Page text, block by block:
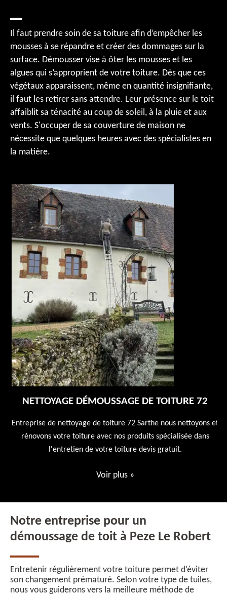
Il faut prendre soin de sa toiture afin d’empêcher les
mousses à se répandre et créer des dommages sur la
surface. Démousser vise à ôter les mousses et les
algues qui s’approprient de votre toiture. Dès que ces
végétaux apparaissent, même en quantité insignifiante,
il faut les retirer sans attendre. Leur présence sur le toit
affaiblit sa ténacité au coup de soleil, à la pluie et aux
vents. S'occuper de sa couverture de maison ne
nécessite que quelques heures avec des spécialistes en
la matière.
NETTOYAGE DÉMOUSSAGE DE TOITURE 72
Entreprise de nettoyage de toiture 72 Sarthe nous nettoyons et
rénovons votre toiture avec nos produits spécialisée dans
l'entretien de votre toiture devis gratuit.
Voir plus »
Notre entreprise pour un
démoussage de toit à Peze Le Robert
Entretenir régulièrement votre toiture permet d’éviter
son changement prématuré. Selon votre type de tuiles,
nous vous guiderons vers la meilleure méthode de